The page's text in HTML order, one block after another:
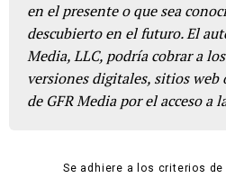
en el presente o que sea
descubierto en el futuro. El
Media, LLC, podría cobrar a
versiones digitales, sitios web
de GFR Media por el acceso a
Se adhiere a los criterios de